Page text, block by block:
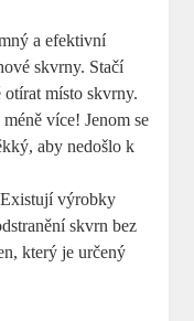
a efektivní
skvrny. Stačí
místo skvrny.
více! Jenom se
aby nedošlo k
výrobky
skvrn bez
který je určený